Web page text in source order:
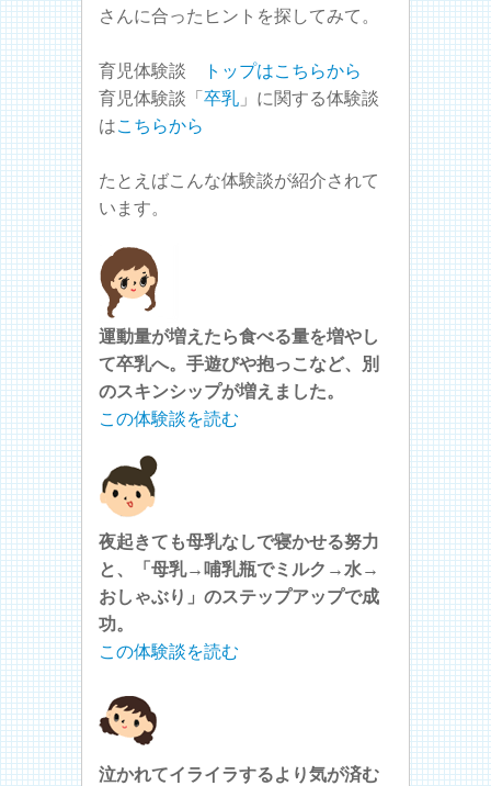
さんに合ったヒントを探してみて。
育児体験談
トップはこちらから
育児体験談「 卒乳 」に関する体験談
はこちらから
たとえばこんな体験談が紹介されて
います。
運動量が増えたら食べる量を増やし
て卒乳へ。手遊びや抱っこなど、別
のスキンシップが増えました。
この体験談を読む
夜起きても母乳なしで寝かせる努力
と、「母乳→哺乳瓶でミルク→水→
おしゃぶり」のステップアップで成
功。
この体験談を読む
泣かれてイライラするより気が済む